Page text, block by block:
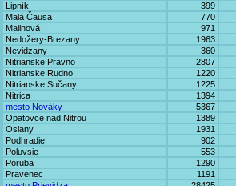
Lipník
399
Malá Čausa
770
Malinová
971
Nedožery-Brezany
1963
Nevidzany
360
Nitrianske Pravno
2807
Nitrianske Rudno
1220
Nitrianske Sučany
1225
Nitrica
1394
mesto Nováky
5367
Opatovce nad Nitrou
1389
Oslany
1931
Podhradie
902
Poluvsie
553
Poruba
1290
Pravenec
1191